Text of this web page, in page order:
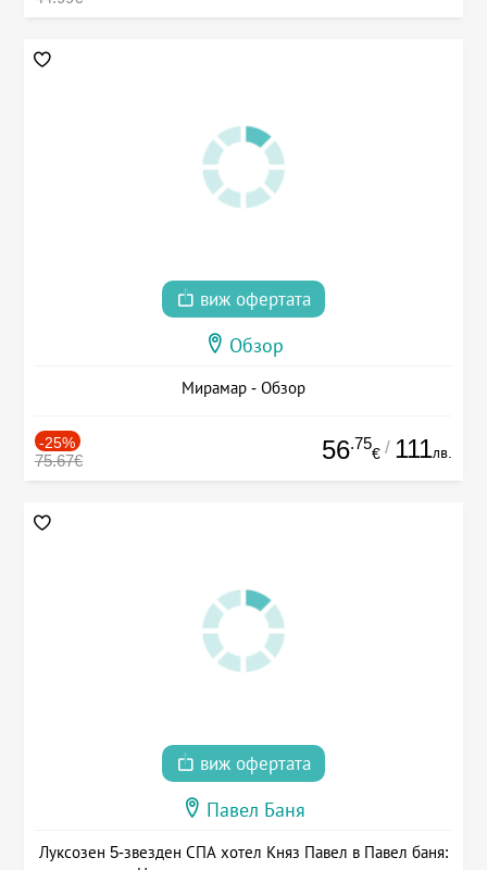
виж офертата
Обзор
Мирамар - Обзор
-25%
75.67€ 56.75
€ / 111лв.
виж офертата
Павел Баня
Луксозен 5-звезден СПА хотел Княз Павел в Павел баня: